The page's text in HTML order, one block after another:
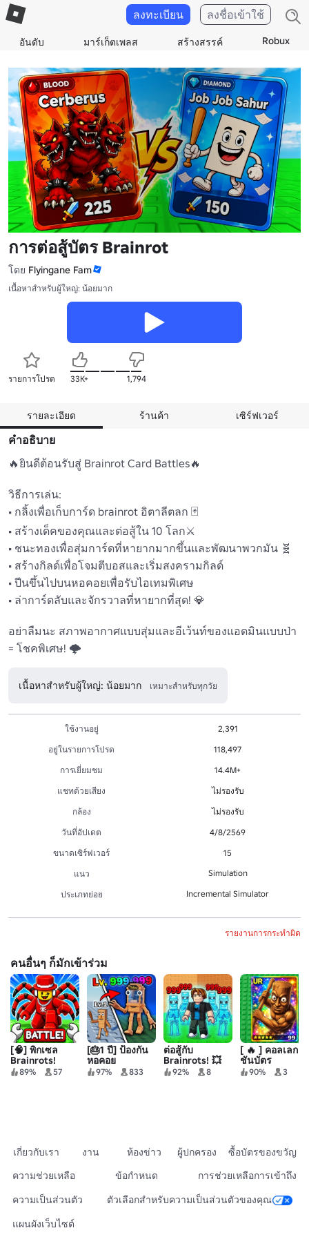
อันดับ มาร์เก็ตเพลส สร้างสรรค์ Robux
ลงทะเบียน ลงชื่อเข้าใช้
การต่อสู้บัตร Brainrot
โดย Flyingane Fam
เนื้อหาสำหรับผู้ใหญ่: น้อยมาก
รายการโปรด 33K+ 1,794
รายละเอียด ร้านค้า เซิร์ฟเวอร์
คำอธิบาย
🔥ยินดีต้อนรับสู่ Brainrot Card Battles🔥
วิธีการเล่น:
• กลิ้งเพื่อเก็บการ์ด brainrot อิตาลีตลก 🃏
• สร้างเด็คของคุณและต่อสู้ใน 10 โลก⚔️
• ชนะทองเพื่อสุ่มการ์ดที่หายากมากขึ้นและพัฒนาพวกมัน 🧬
• สร้างกิลด์เพื่อโจมตีบอสและเริ่มสงครามกิลด์
• ปีนขึ้นไปบนหอคอยเพื่อรับไอเทมพิเศษ
• ล่าการ์ดลับและจักรวาลที่หายากที่สุด! 💎
อย่าลืมนะ สภาพอากาศแบบสุ่มและอีเว้นท์ของแอดมินแบบป่า
= โชคพิเศษ! 🌩️
เนื้อหาสำหรับผู้ใหญ่: น้อยมาก เหมาะสำหรับทุกวัย
ใช้งานอยู่
2,391
อยู่ในรายการโปรด
118,497
การเยี่ยมชม
14.4M+
แชทด้วยเสียง
ไม่รองรับ
กล้อง
ไม่รองรับ
วันที่อัปเดต
4/8/2569
ขนาดเซิร์ฟเวอร์
15
แนว
Simulation
ประเภทย่อย Incremental Simulator
รายงานการกระทำผิด
คนอื่นๆ ก็มักเข้าร่วม
[🧠] พิกเซล
Brainrots!
89% 57
[🎂1 ปี] ป้องกัน
หอคอย
Brainrot
97% 833
ต่อสู้กับ
Brainrots! 💥
92% 8
[ 🔥 ] คอลเลก
ชันบัตร
Brainrot
90% 3
เกี่ยวกับเรา งาน ห้องข่าว ผู้ปกครอง
ซื้อบัตรของขวัญ
ความช่วยเหลือ
ข้อกำหนด
การช่วยเหลือการเข้าถึง
ความเป็นส่วนตัว
ตัวเลือกสำหรับความเป็นส่วนตัวของคุณ
แผนผังเว็บไซต์